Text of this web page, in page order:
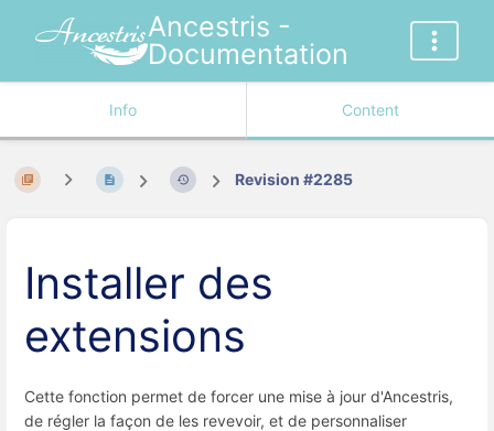
Ancestris -
Documentation
Info Content
Revision #2285
Installer des
extensions
Cette fonction permet de forcer une mise à jour d'Ancestris,
de régler la façon de les revevoir, et de personnaliser